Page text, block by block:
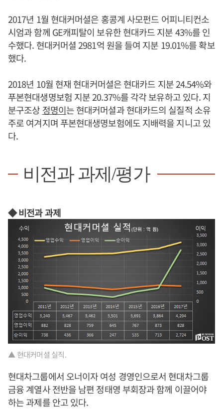
2017년 1월 현대커머셜은 홍콩계 사모펀드 어피니티컨소
시엄과 함께 GE캐피탈이 보유한 현대카드 지분 43%를 인
수했다. 현대커머셜 2981억 원을 들여 지분 19.01%를 확보
했다.
2018년 10월 현재 현대커머셜은 현대카드 지분 24.54%와
푸본현대생명보험 지분 20.37%를 각각 보유하고 있다. 지
분구조상 정명이는 현대커머셜과 현대카드의 실질적 소유
주로 여겨지며 푸본현대생명보험에도 지배력을 지니고 있
다.
비전과 과제/평가
◆ 비전과 과제
▲ 현대커머셜 실직.
현대차그룹에서 오너이자 여성 경영인으로서 현대차그룹
금융 계열사 전반을 남편 정태영 부회장과 함께 이끌어야
하는 과제를 안고 있다.